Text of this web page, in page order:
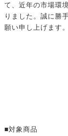
て、近年の市場環
りました。誠に勝
願い申し上げます。
■対象商品